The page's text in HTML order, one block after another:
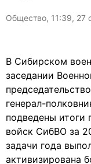
Общество, 11:39, 27
В Сибирском
заседании
генерал-
подведены итоги
войск СибВО за
задачи года
активизирована